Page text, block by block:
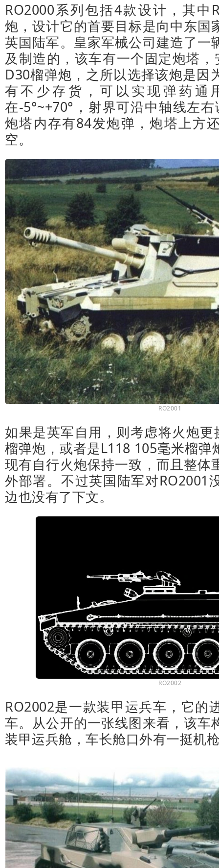
RO2000系列包括4款设计，其中
炮，设计它的首要目标是向中东国
英国陆军。皇家军械公司建造了一
及制造的，该车有一个固定炮塔
D30榴弹炮，之所以选择该炮是因
有不少存货，可以实现弹药通
在-5°~+70°，射界可沿中轴线左
炮塔内存有84发炮弹，炮塔上方
空。
RO2001
如果是英军自用，则考虑将火炮更
榴弹炮，或者是L118 105毫米榴弹
现有自行火炮保持一致，而且整体
外部署。不过英国陆军对RO2001
边也没有了下文。
RO2002
RO2002是一款装甲运兵车，它的
车。从公开的一张线图来看，该车
装甲运兵舱，车长舱口外有一挺机